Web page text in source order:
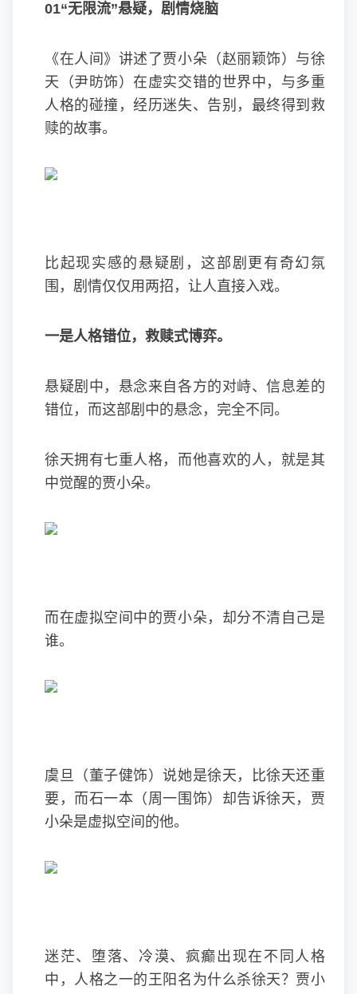
01“无限流”悬疑，剧情烧脑
《在人间》讲述了贾小朵（ 赵丽颖饰）与徐
天（尹昉饰）在虚实交错的世界中，与多重
人格的碰撞，经历迷失、告别，最终得到救
赎的故事。
比起现实感的悬疑剧，这部剧更有奇幻氛
围，剧情仅仅用两招，让人直接入戏。
一是人格错位，救赎式博弈。
悬疑剧中，悬念来自各方的对峙、信息差的
错位，而这部剧中的悬念，完全不同。
徐天拥有七重人格，而他喜欢的人，就是其
中觉醒的贾小朵。
而在虚拟空间中的贾小朵，却分不清自己是
谁。
虞旦（董子健饰）说她是徐天，比徐天还重
要，而石一本（ 周一围 饰）却告诉徐天，贾
小朵是虚拟空间的他。
迷茫、堕落、冷漠、疯癫出现在不同人格
中，人格之一的王阳名为什么杀徐天？贾小